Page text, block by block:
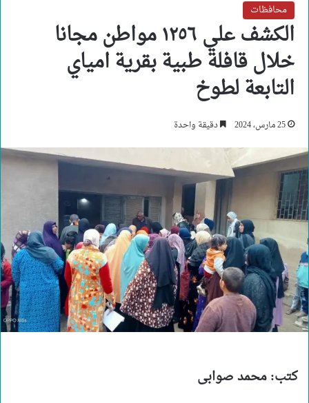
محافظات
الكشف علي ١٢٥٦ مواطن مجانا
خلال قافلة طبية بقرية امياي
التابعة لطوخ
25 مارس، 2024 دقيقة واحدة
كتب: محمد صوابى